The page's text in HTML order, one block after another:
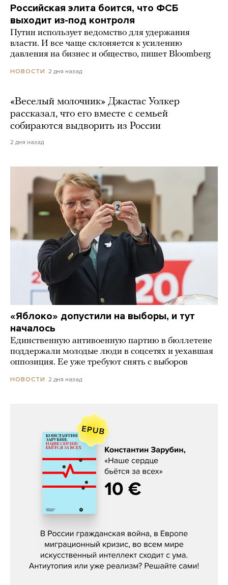
Российская элита боится, что ФСБ
выходит из-под контроля
Путин использует ведомство для удержания
власти. И все чаще склоняется к усилению
давления на бизнес и общество, пишет Bloomberg
НОВОСТИ 2 дня назад
«Веселый молочник» Джастас Уолкер
рассказал, что его вместе с семьей
собираются выдворить из России
2 дня назад
«Яблоко» допустили на выборы, и тут
началось
Единственную антивоенную партию в бюллетене
поддержали молодые люди в соцсетях и уехавшая
оппозиция. Ее уже требуют снять с выборов
НОВОСТИ 2 дня назад
Константин Зарубин, «Наше сердце